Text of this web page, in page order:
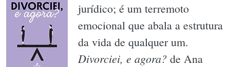
jurídico; é um terremoto
emocional que abala a estrutura
da vida de qualquer um.
Divorciei, e agora? de Ana